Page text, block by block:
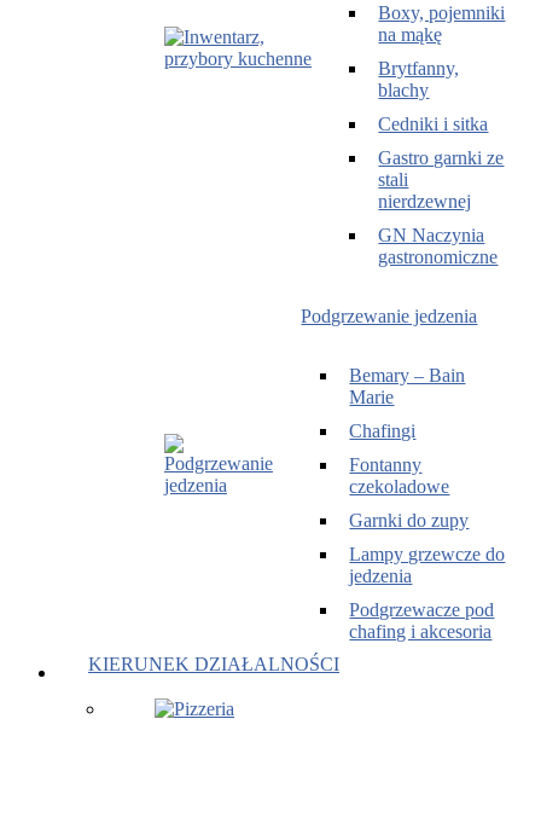
Boxy, pojemniki
na mąkę
Brytfanny,
blachy
Cedniki i sitka
Gastro garnki ze
stali
nierdzewnej
GN Naczynia
gastronomiczne
Podgrzewanie jedzenia
Bemary – Bain
Marie
Chafingi
Fontanny
czekoladowe
Garnki do zupy
Lampy grzewcze do
jedzenia
Podgrzewacze pod
chafing i akcesoria
KIERUNEK DZIAŁALNOŚCI